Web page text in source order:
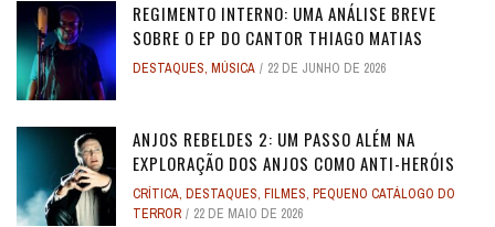
REGIMENTO INTERNO: UMA ANÁLISE BREVE
SOBRE O EP DO CANTOR THIAGO MATIAS
DESTAQUES, MÚSICA 22 DE JUNHO DE 2026
ANJOS REBELDES 2: UM PASSO ALÉM NA
EXPLORAÇÃO DOS ANJOS COMO ANTI-HERÓIS
CRÍTICA, DESTAQUES, FILMES, PEQUENO CATÁLOGO DO
TERROR
22 DE MAIO DE 2026